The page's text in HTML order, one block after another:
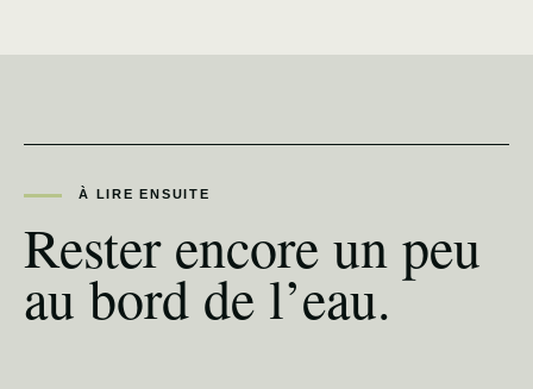
À LIRE ENSUITE
Rester encore un peu
au bord de l’eau.